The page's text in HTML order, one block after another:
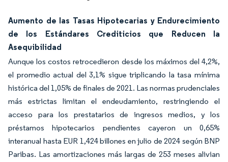
Aumento de las Tasas Hipotecarias y Endurecimiento
de los Estándares Crediticios que Reducen la
Asequibilidad
Aunque los costos retrocedieron desde los máximos del 4,2%,
el promedio actual del 3,1% sigue triplicando la tasa mínima
histórica del 1,05% de finales de 2021. Las normas prudenciales
más estrictas limitan el endeudamiento, restringiendo el
acceso para los prestatarios de ingresos medios, y los
préstamos hipotecarios pendientes cayeron un 0,65%
interanual hasta EUR 1,424 billones en julio de 2024 según BNP
Paribas. Las amortizaciones más largas de 253 meses alivian